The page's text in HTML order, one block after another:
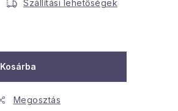
Szállítási lehetőségek
Kosárba
Megosztás